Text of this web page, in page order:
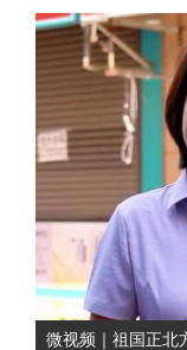
微视频｜祖国正